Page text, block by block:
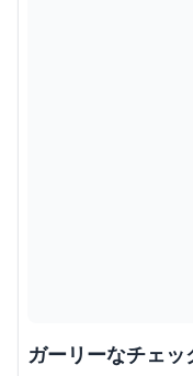
ガーリーなチェ